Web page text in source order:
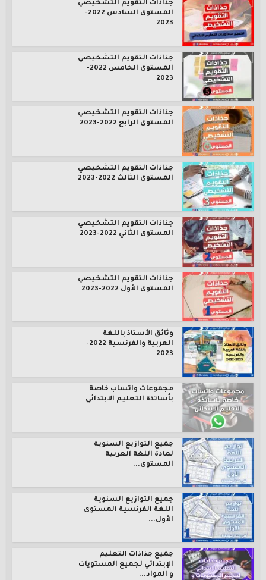
جذاذات التقويم التشخيصي
المستوى السادس 2022-
2023
جذاذات التقويم التشخيصي
المستوى الخامس 2022-
2023
جذاذات التقويم التشخيصي
المستوى الرابع 2022-2023
جذاذات التقويم التشخيصي
المستوى الثالث 2022-2023
جذاذات التقويم التشخيصي
المستوى الثاني 2022-2023
جذاذات التقويم التشخيصي
المستوى الأول 2022-2023
وثائق الأستاذ باللغة
العربية والفرنسية 2022-
2023
مجموعات واتساب خاصة
بأساتذة التعليم الابتدائي
جميع التوازيع السنوية
لمادة اللغة العربية
المستوى...
جميع التوازيع السنوية
اللغة الفرنسية المستوى
الأول...
جميع جذاذات التعليم
الإبتدائي لجميع المستويات
و المواد...